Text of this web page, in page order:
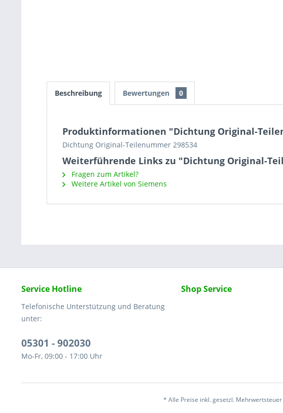
Beschreibung Bewertungen 0
Produktinformationen "Dichtung Original-
Dichtung Original-Teilenummer 298534
Weiterführende Links zu "Dichtung Original-
Fragen zum Artikel?
Weitere Artikel von Siemens
Service Hotline
Telefonische Unterstützung und Beratung
unter:
05301 - 902030
Mo-Fr, 09:00 - 17:00 Uhr
Shop Service
* Alle Preise inkl. gesetzl. Mehrwertsteuer